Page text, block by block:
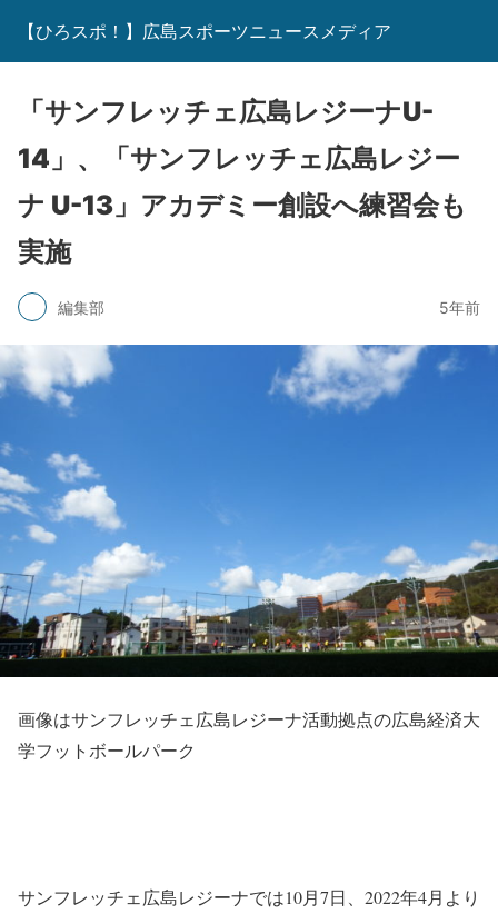
【ひろスポ！】広島スポーツニュースメディア
「サンフレッチェ広島レジーナU-
14」、「サンフレッチェ広島レジー
ナ U-13」アカデミー創設へ練習会も
実施
編集部 5年前
画像はサンフレッチェ広島レジーナ活動拠点の広島経済大
学フットボールパーク
サンフレッチェ広島レジーナでは10月7日、2022年4月より